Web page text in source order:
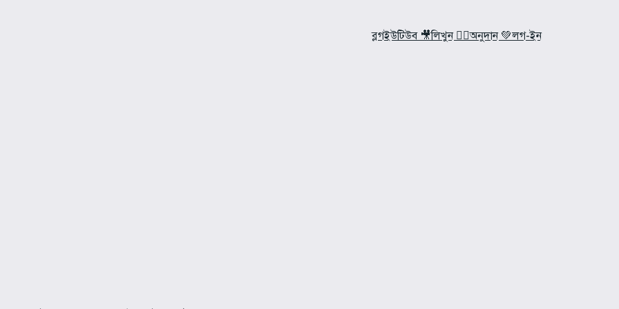
ব্লগইউটিউব 🎥লিখুন ✍🏼অনুদান 💚লগ-ইন